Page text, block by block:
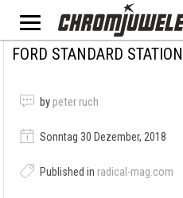
FORD STANDARD
by peter ruch
Sonntag 30 Dezember, 2018
Published in radical-mag.com